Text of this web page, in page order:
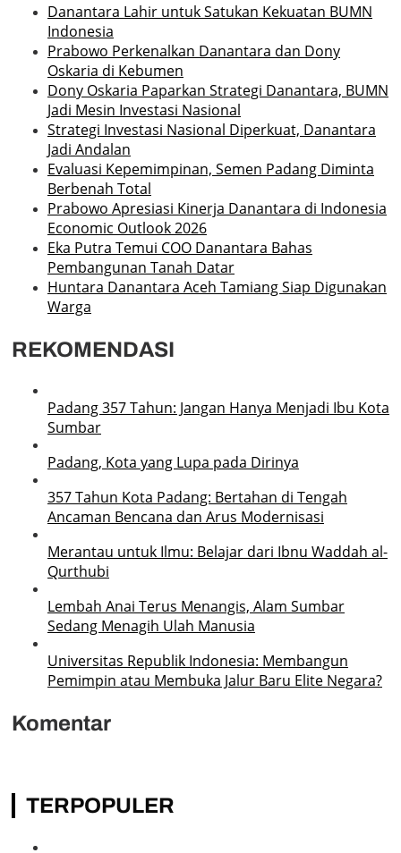
Danantara Lahir untuk Satukan Kekuatan BUMN
Indonesia
Prabowo Perkenalkan Danantara dan Dony
Oskaria di Kebumen
Dony Oskaria Paparkan Strategi Danantara, BUMN
Jadi Mesin Investasi Nasional
Strategi Investasi Nasional Diperkuat, Danantara
Jadi Andalan
Evaluasi Kepemimpinan, Semen Padang Diminta
Berbenah Total
Prabowo Apresiasi Kinerja Danantara di Indonesia
Economic Outlook 2026
Eka Putra Temui COO Danantara Bahas
Pembangunan Tanah Datar
Huntara Danantara Aceh Tamiang Siap Digunakan
Warga
REKOMENDASI
Padang 357 Tahun: Jangan Hanya Menjadi Ibu Kota
Sumbar
Padang, Kota yang Lupa pada Dirinya
357 Tahun Kota Padang: Bertahan di Tengah
Ancaman Bencana dan Arus Modernisasi
Merantau untuk Ilmu: Belajar dari Ibnu Waddah al-
Qurthubi
Lembah Anai Terus Menangis, Alam Sumbar
Sedang Menagih Ulah Manusia
Universitas Republik Indonesia: Membangun
Pemimpin atau Membuka Jalur Baru Elite Negara?
Komentar
TERPOPULER